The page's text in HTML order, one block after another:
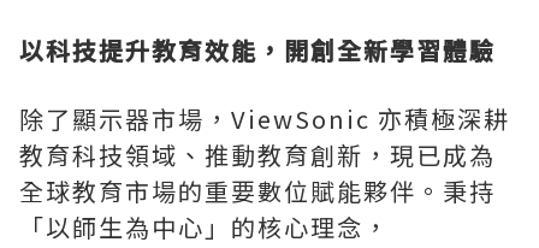
以科技提升教育效能，開創全新學習體驗
除了顯示器市場，ViewSonic 亦積極深耕
教育科技領域、推動教育創新，現已成為
全球教育市場的重要數位賦能夥伴。秉持
「以師生為中心」的核心理念，